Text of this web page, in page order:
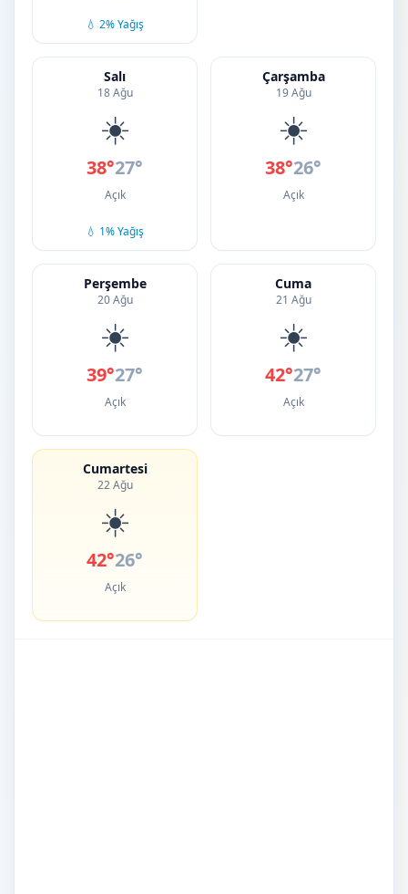
💧 2% Yağış
Salı
18 Ağu
☀️
38°27°
Açık
💧 1% Yağış
Çarşamba
19 Ağu
☀️
38°26°
Açık
Perşembe
20 Ağu
☀️
39°27°
Açık
Cuma
21 Ağu
☀️
42°27°
Açık
Cumartesi
22 Ağu
☀️
42°26°
Açık